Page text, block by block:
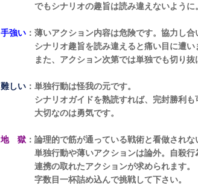
でもシナリオの趣旨は読み違えないように
手強い ：薄いアクション内容は危険です。協力し合
シナリオ趣旨を読み違えると痛い目に遭い
また、アクション次第では単独でも切り抜け
難しい ：単独行動は怪我の元です。
シナリオガイドを熟読すれば、完封勝利も可
大切なのは勇気です。
地 獄 ：論理的で筋が通っている戦術と看做され
単独行動や薄いアクションは論外。自殺行為
連携の取れたアクションが求められます。
字数目一杯詰め込んで挑戦して下さい。